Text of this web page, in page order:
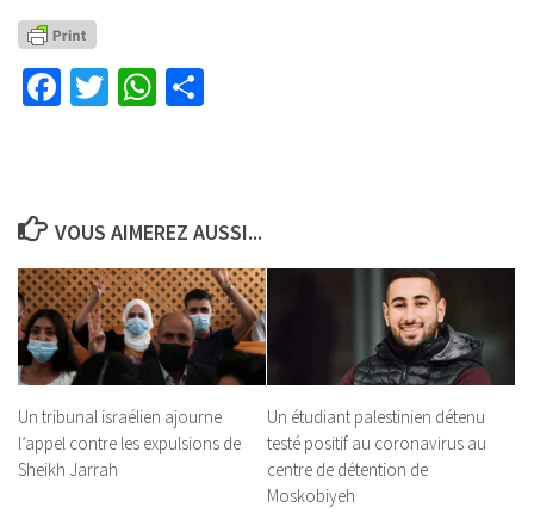
Facebook
TwitterWhatsApp
VOUS AIMEREZ AUSSI...
Un tribunal israélien ajourne
l’appel contre les expulsions de
Sheikh Jarrah
Un étudiant palestinien détenu
testé positif au coronavirus au
centre de détention de
Moskobiyeh